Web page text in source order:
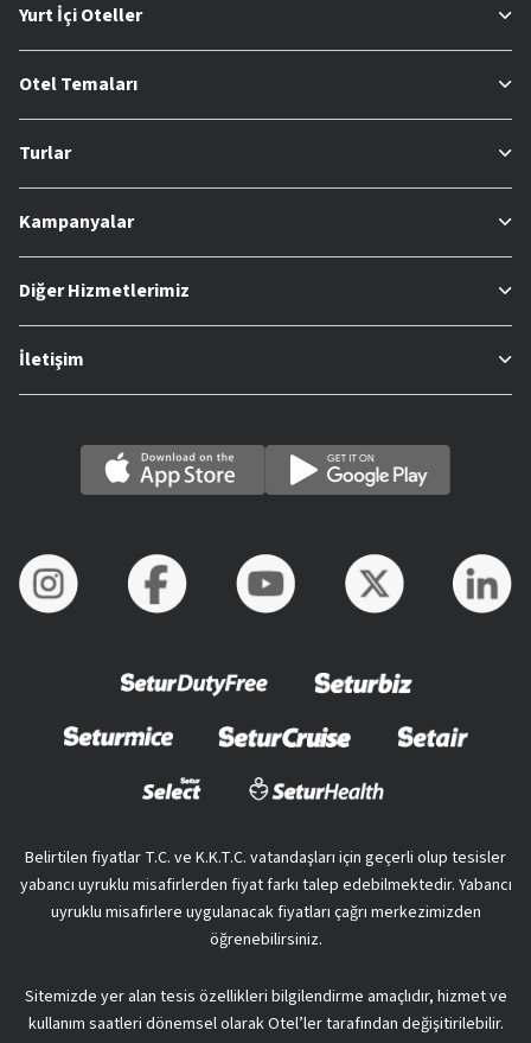
Yurt İçi Oteller
Otel Temaları
Turlar
Kampanyalar
Diğer Hizmetlerimiz
İletişim
Belirtilen fiyatlar T.C. ve K.K.T.C. vatandaşları için geçerli olup tesisler
yabancı uyruklu misafirlerden fiyat farkı talep edebilmektedir. Yabancı
uyruklu misafirlere uygulanacak fiyatları çağrı merkezimizden
öğrenebilirsiniz.
Sitemizde yer alan tesis özellikleri bilgilendirme amaçlıdır, hizmet ve
kullanım saatleri dönemsel olarak Otel’ler tarafından değişitirilebilir.